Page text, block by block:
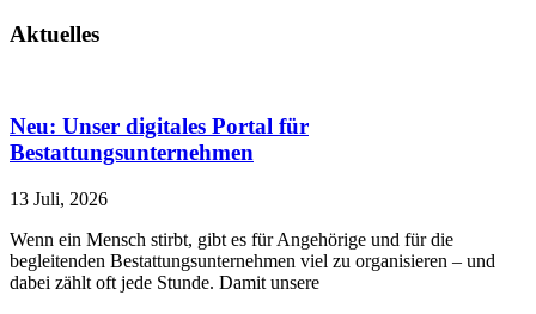
Aktuelles
Neu: Unser digitales Portal für
Bestattungsunternehmen
13 Juli, 2026
Wenn ein Mensch stirbt, gibt es für Angehörige und für die
begleitenden Bestattungsunternehmen viel zu organisieren – und
dabei zählt oft jede Stunde. Damit unsere